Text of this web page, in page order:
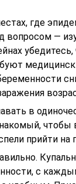
где
вопросом —
убедитесь,
в
чтобы
прийти на
с